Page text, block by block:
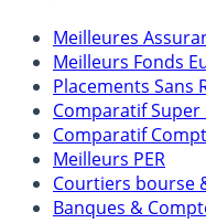
Comparatifs
Meilleures
Meilleurs Fonds
Placements Sans
Comparatif Super
Comparatif
Meilleurs PER